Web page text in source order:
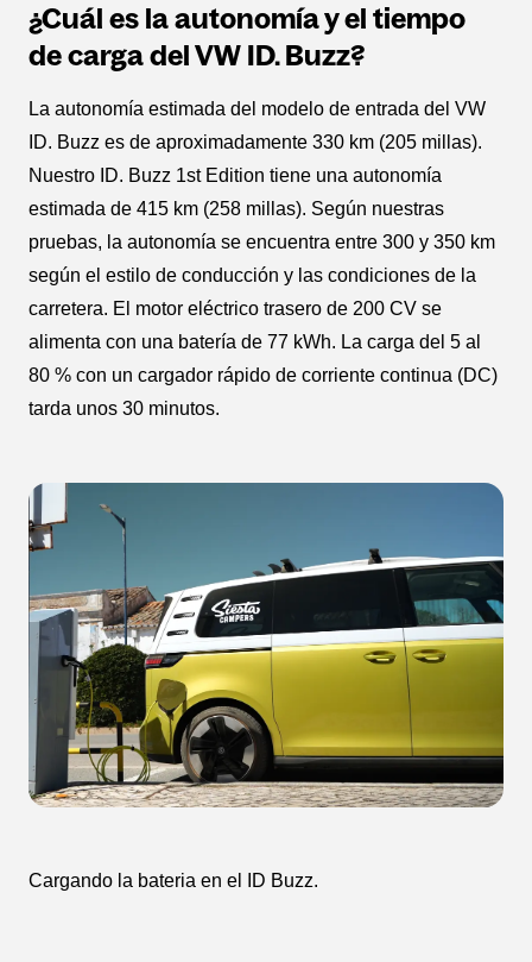
¿Cuál es la autonomía y el tiempo
de carga del VW ID. Buzz?
La autonomía estimada del modelo de entrada del VW
ID. Buzz es de aproximadamente 330 km (205 millas).
Nuestro ID. Buzz 1st Edition tiene una autonomía
estimada de 415 km (258 millas). Según nuestras
pruebas, la autonomía se encuentra entre 300 y 350 km
según el estilo de conducción y las condiciones de la
carretera. El motor eléctrico trasero de 200 CV se
alimenta con una batería de 77 kWh. La carga del 5 al
80 % con un cargador rápido de corriente continua (DC)
tarda unos 30 minutos.
Cargando la bateria en el ID Buzz.